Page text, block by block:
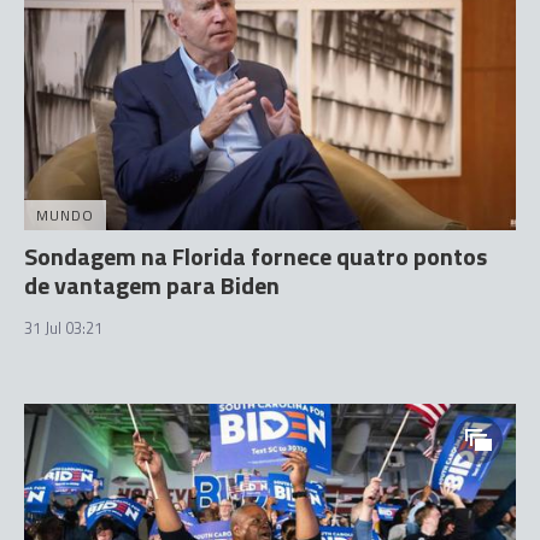
MUNDO
Sondagem na Florida fornece quatro pontos
de vantagem para Biden
31 Jul 03:21